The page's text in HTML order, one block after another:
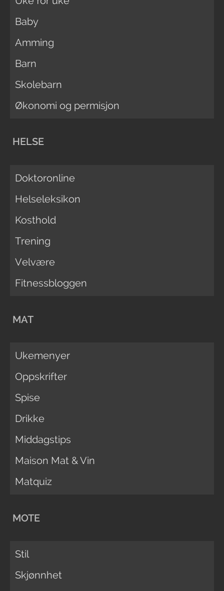
Baby
Amming
Barn
Skolebarn
Økonomi og permisjon
HELSE
Doktoronline
Helseleksikon
Kosthold
Trening
Velvære
Fitnessbloggen
MAT
Ukemenyer
Oppskrifter
Spise
Drikke
Middagstips
Maison Mat & Vin
Matquiz
MOTE
Stil
Skjønnhet